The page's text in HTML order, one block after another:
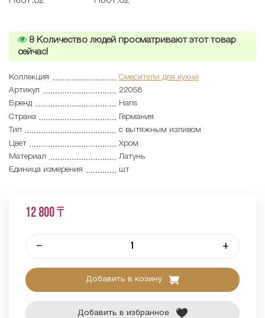
8 Количество людей просматривают этот товар
сейчас!
Коллекция
Смесители для кухни
Артикул
22058
Бренд
Hans
Страна
Германия
Тип
с вытяжным изливом
Цвет
Хром
Материал
Латунь
Единица измерения
шт
12 800 ₸
– +
Добавить в козину
Добавить в избранное